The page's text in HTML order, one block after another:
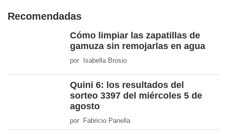
Recomendadas
Cómo limpiar las zapatillas de
gamuza sin remojarlas en agua
por Isabella Brosio
Quini 6: los resultados del
sorteo 3397 del miércoles 5 de
agosto
por Fabricio Panella